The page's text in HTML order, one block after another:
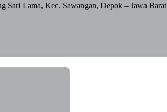
Sari Lama, Kec. Sawangan, Depok – Jawa Barat